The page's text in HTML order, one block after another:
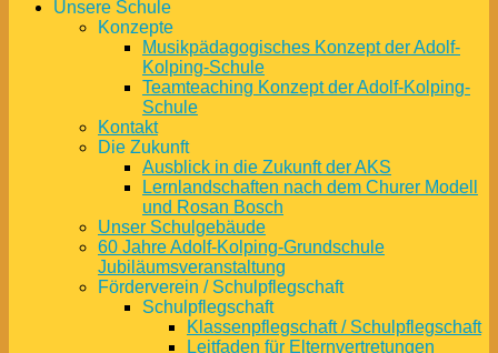
Unsere Schule
Konzepte
Musikpädagogisches Konzept der Adolf-
Kolping-Schule
Teamteaching Konzept der Adolf-Kolping-
Schule
Kontakt
Die Zukunft
Ausblick in die Zukunft der AKS
Lernlandschaften nach dem Churer Modell
und Rosan Bosch
Unser Schulgebäude
60 Jahre Adolf-Kolping-Grundschule
Jubiläumsveranstaltung
Förderverein / Schulpflegschaft
Schulpflegschaft
Klassenpflegschaft / Schulpflegschaft
Leitfaden für Elternvertretungen